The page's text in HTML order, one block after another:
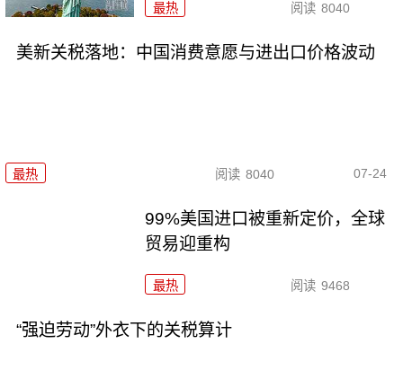
最热 阅读 8040
美新关税落地：中国消费意愿与进出口价格波动
最热 阅读 8040 07-24
99%美国进口被重新定价，全球
贸易迎重构
最热 阅读 9468
“强迫劳动”外衣下的关税算计